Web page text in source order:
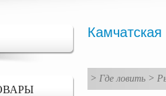
> Где ловить >